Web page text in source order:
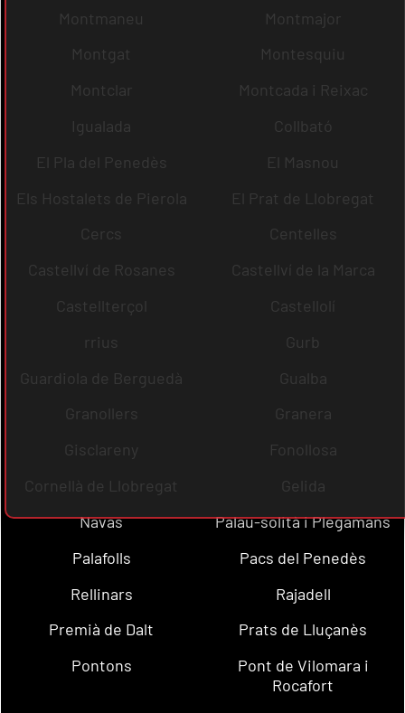
Montmaneu
Montmajor
Montgat
Montesquiu
Montclar
Montcada i Reixac
Igualada
Collbató
El Pla del Penedès
El Masnou
Els Hostalets de Pierola
El Prat de Llobregat
Cercs
Centelles
Castellví de Rosanes
Castellví de la Marca
Castellterçol
Castellolí
rrius
Gurb
Guardiola de Berguedà
Gualba
Granollers
Granera
Gisclareny
Fonollosa
Cornellà de Llobregat
Gelida
Navas
Palau-solità i Plegamans
Palafolls
Pacs del Penedès
Rellinars
Rajadell
Premià de Dalt
Prats de Lluçanès
Pontons
Pont de Vilomara i
Rocafort